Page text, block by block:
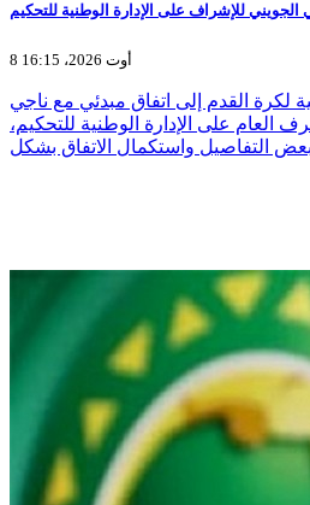
الجويني للإشراف على الإدارة الوطنية للتحكيم
8 أوت 2026، 16:15
لكرة القدم إلى اتفاق مبدئي مع ناجي
العام على الإدارة الوطنية للتحكيم،